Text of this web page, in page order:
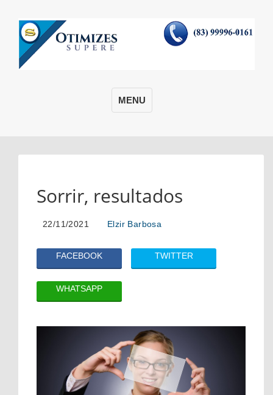
MENU
Sorrir, resultados
22/11/2021 Elzir Barbosa
FACEBOOK TWITTER
WHATSAPP